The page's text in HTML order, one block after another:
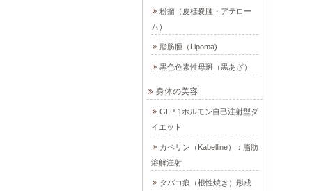
粉瘤（皮様嚢腫・アテロー
ム）
脂肪腫（Lipoma)
黒色色素性母斑（黒あざ）
身体の美容
GLP-1ホルモン自己注射型ダ
イエット
カベリン（Kabelline）：脂肪
溶解注射
タバコ痕（根性焼き）形成